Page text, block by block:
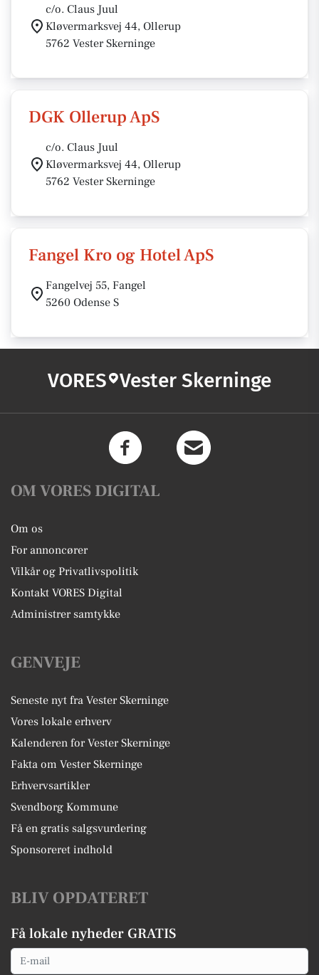
c/o. Claus Juul
Kløvermarksvej 44, Ollerup
5762 Vester Skerninge
DGK Ollerup ApS
c/o. Claus Juul
Kløvermarksvej 44, Ollerup
5762 Vester Skerninge
Fangel Kro og Hotel ApS
Fangelvej 55, Fangel
5260 Odense S
VORES Vester Skerninge
OM VORES DIGITAL
Om os
For annoncører
Vilkår og Privatlivspolitik
Kontakt VORES Digital
Administrer samtykke
GENVEJE
Seneste nyt fra Vester Skerninge
Vores lokale erhverv
Kalenderen for Vester Skerninge
Fakta om Vester Skerninge
Erhvervsartikler
Svendborg Kommune
Få en gratis salgsvurdering
Sponsoreret indhold
BLIV OPDATERET
Få lokale nyheder GRATIS
Email